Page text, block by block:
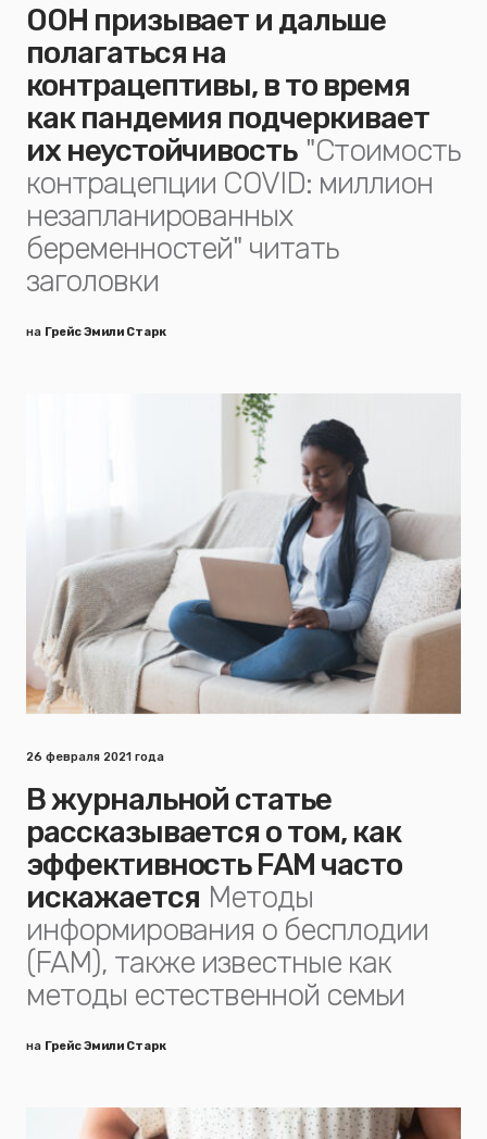
ООН призывает и дальше
полагаться на
контрацептивы, в то время
как пандемия подчеркивает
их неустойчивость "Стоимость
контрацепции COVID: миллион
незапланированных
беременностей" читать
заголовки
на Грейс Эмили Старк
26 февраля 2021 года
В журнальной статье
рассказывается о том, как
эффективность FAM часто
искажается Методы
информирования о бесплодии
(FAM), также известные как
методы естественной семьи
на Грейс Эмили Старк